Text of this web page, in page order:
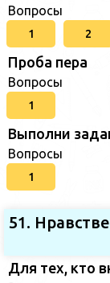
Вопросы
1 2
Проба пера
Вопросы
1
Выполни
Вопросы
1
51.
Для тех, кто